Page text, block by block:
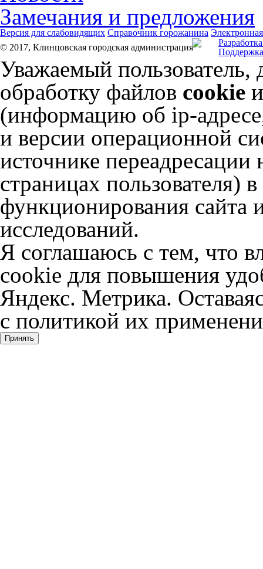
Замечания и предложения
Версия для слабовидящих Справочник горожанина
© 2017, Клинцовская городская администрация
Уважаемый пользователь,
обработку файлов cookie
(информацию об ip-адресе
и версии операционной
источнике
страницах пользователя)
функционирования сайта
исследований.
Я соглашаюсь с тем, что
cookie для повышения
Яндекс. Метрика.
с политикой их
Принять